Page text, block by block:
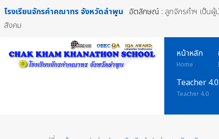
โรงเรียนจักรคำคณาทร จังหวัดลำพูน อัตลักษณ์ : ลูกจักรคำฯ เป็น
สังคม
หน้าหลัก
Home
Teacher 4.0
Teacher 4.0